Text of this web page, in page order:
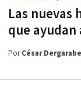
Las nuevas
que
PorCésar